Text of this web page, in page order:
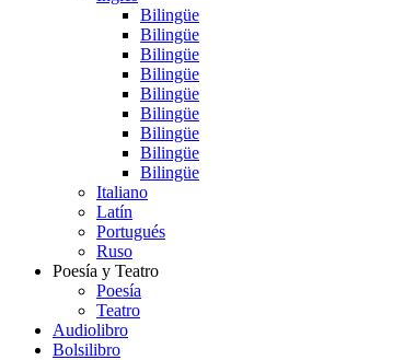
Bilingüe
Bilingüe
Bilingüe
Bilingüe
Bilingüe
Bilingüe
Bilingüe
Bilingüe
Bilingüe
Italiano
Latín
Portugués
Ruso
Poesía y Teatro
Poesía
Teatro
Audiolibro
Bolsilibro